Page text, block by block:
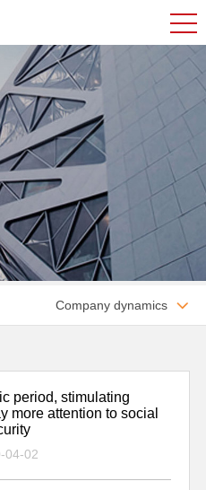
Company dynamics 
period, stimulating
more attention to social
04-02